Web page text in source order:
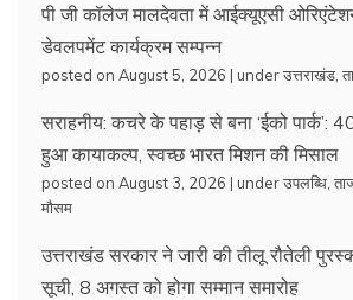
पी जी कॉलेज मालदेवता में आईक्यूएसी
डेवलपमेंट कार्यक्रम सम्पन्न
posted on August 5, 2026 | underउत्तराखंड
सराहनीय: कचरे के पहाड़ से बना ‘ईको पार्क’:
हुआ कायाकल्प, स्वच्छ भारत मिशन की मिसाल
posted on August 3, 2026 | underउपलब्धि
मौसम
उत्तराखंड सरकार ने जारी की तीलू रौतेली
सूची, 8 अगस्त को होगा सम्मान समारोह